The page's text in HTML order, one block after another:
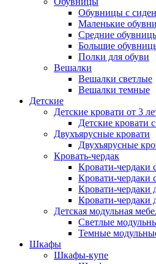
Обувницы с
Маленькие
Средние
Большие
Полки для обуви
Вешалки
Вешалки светлые
Вешалки темные
Детские
Детские кровати от 3
Детские кровати
Двухъярусные кровати
Двухъярусные
Кровать-чердак
Кровати-чердаки
Кровати-чердаки
Кровати-чердаки
Кровати-чердаки
Детская модульная
Светлые
Темные
Шкафы
Шкафы-купе